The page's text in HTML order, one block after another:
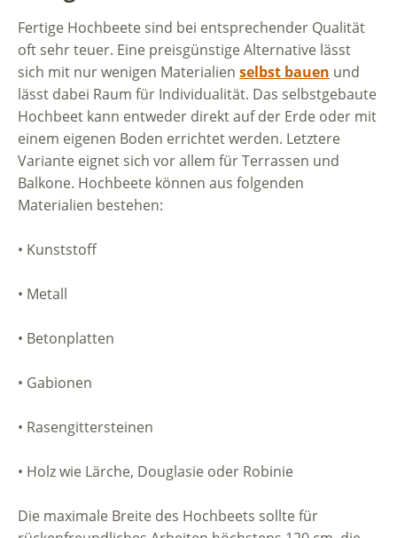
Fertige Hochbeete sind bei entsprechender Qualität
oft sehr teuer. Eine preisgünstige Alternative lässt
sich mit nur wenigen Materialien selbst bauen und
lässt dabei Raum für Individualität. Das selbstgebaute
Hochbeet kann entweder direkt auf der Erde oder mit
einem eigenen Boden errichtet werden. Letztere
Variante eignet sich vor allem für Terrassen und
Balkone. Hochbeete können aus folgenden
Materialien bestehen:
• Kunststoff
• Metall
• Betonplatten
• Gabionen
• Rasengittersteinen
• Holz wie Lärche, Douglasie oder Robinie
Die maximale Breite des Hochbeets sollte für